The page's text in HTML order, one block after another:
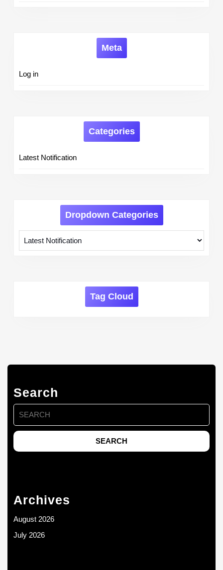
Meta
Log in
Categories
Latest Notification
Dropdown Categories
Tag Cloud
Search
Search
for:
Archives
August 2026
July 2026